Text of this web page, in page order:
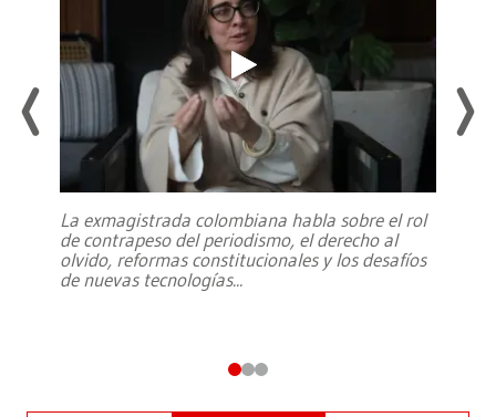
La exmagistrada colombiana habla sobre el rol
de contrapeso del periodismo, el derecho al
olvido, reformas constitucionales y los desafíos
de nuevas tecnologías...